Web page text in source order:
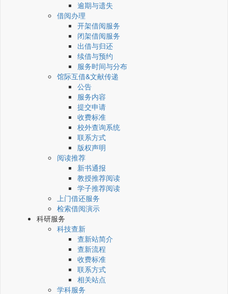
逾期与遗失
借阅办理
开架借阅服务
闭架借阅服务
出借与归还
续借与预约
服务时间与分布
馆际互借&文献传递
公告
服务内容
提交申请
收费标准
校外查询系统
联系方式
版权声明
阅读推荐
新书通报
教授推荐阅读
学子推荐阅读
上门借还服务
检索借阅演示
科研服务
科技查新
查新站简介
查新流程
收费标准
联系方式
相关站点
学科服务